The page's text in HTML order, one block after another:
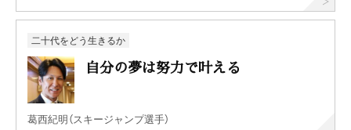
二十代をどう生きるか
自分の夢は努力で叶える
葛西紀明（スキージャンプ選手）